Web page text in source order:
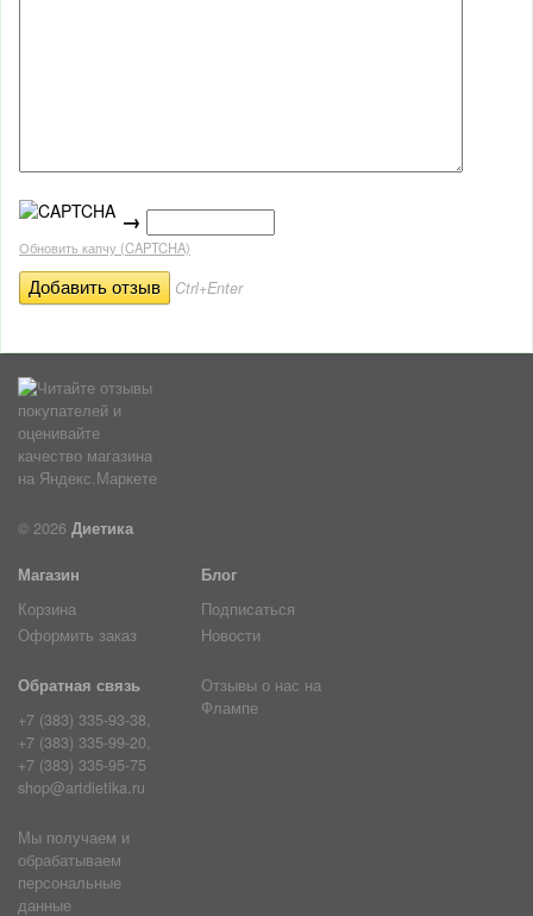
→
Обновить капчу (CAPTCHA)
Ctrl+Enter
© 2026 Диетика
Магазин
Корзина
Оформить заказ
Блог
Подписаться
Новости
Обратная связь
+7 (383) 335-93-38,
+7 (383) 335-99-20,
+7 (383) 335-95-75
shop@artdietika.ru
Отзывы о нас на
Флампе
Мы получаем и
обрабатываем
персональные
данные